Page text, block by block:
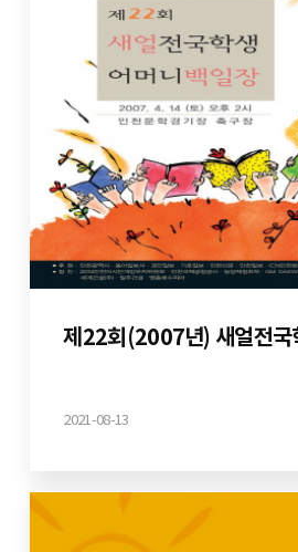
2021-08-13